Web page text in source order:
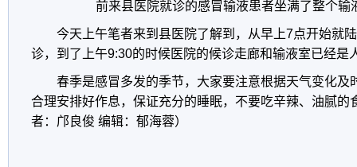
前来县医院就诊的感冒输液患者坐满了整个输
今天上午笔者来到县医院了解到，从早上7点开始就
诊，到了上午9:30的时候医院的候诊走廊和输液室已经是
春季是感冒多发的季节，大家要注意根据天气变化及
合理安排好作息，保证充分的睡眠，不要吃辛辣、油腻的
者：邝良俊 编辑：郁海蓉）